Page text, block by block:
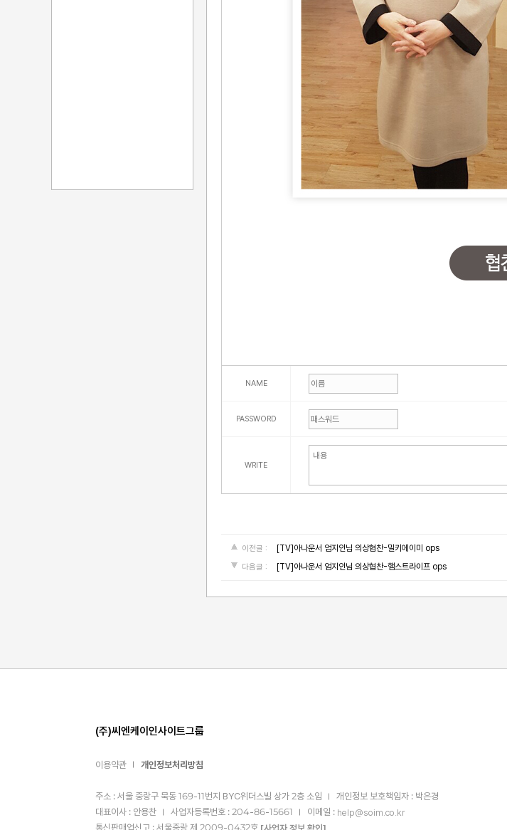
NAME
PASSWORD
WRITE
이전글 : [TV]아나운서 엄지인님 의상협찬-밀키에이미 ops
다음글 : [TV]아나운서 엄지인님 의상협찬-햄스트라이프 ops
(주)씨엔케이인사이트그룹
이용약관 개인정보처리방침
주소 : 서울 중랑구 묵동 169-11번지 BYC위더스빌 상가 2층 소임
개인정보 보호책임자 : 박은경
대표이사 : 안용찬
사업자등록번호 : 204-86-15661 이메일 : help@soim.co.kr
통신판매업신고 : 서울중랑 제 2009-0432호